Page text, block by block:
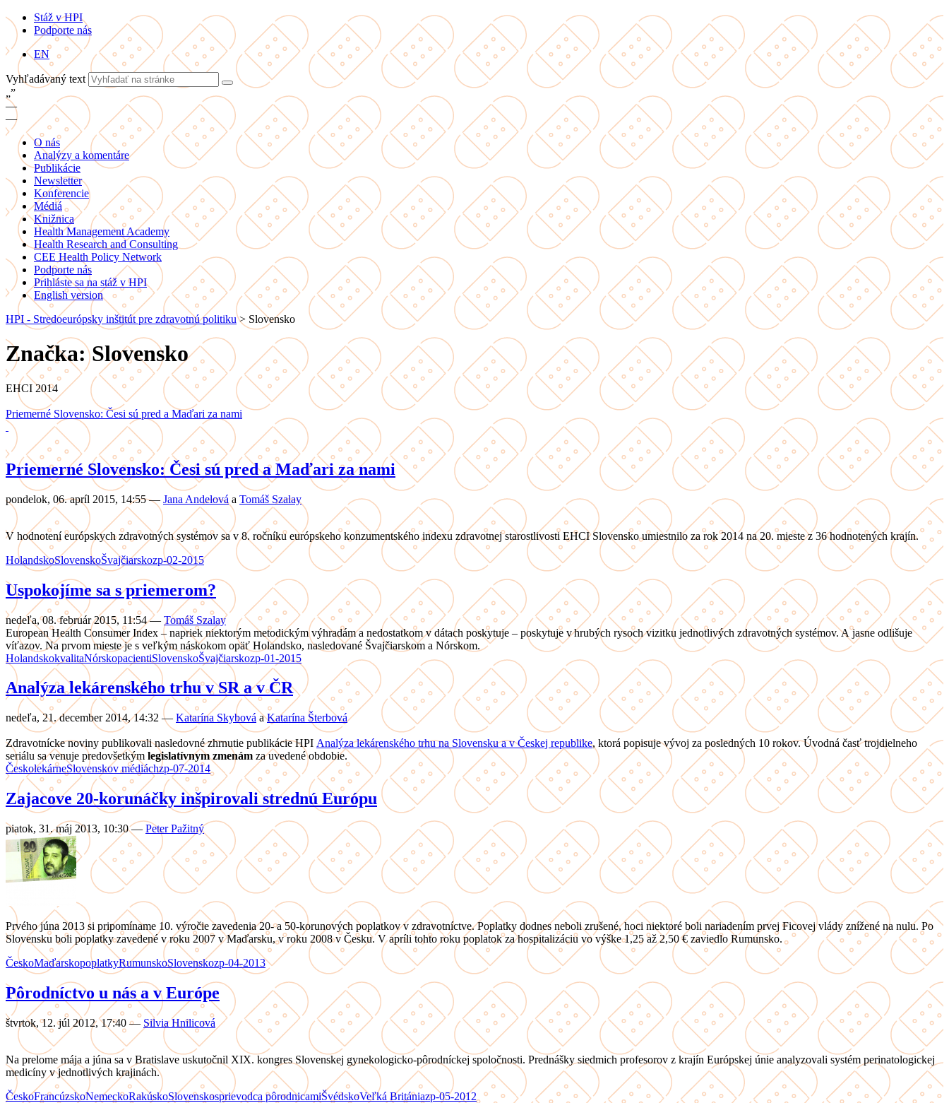
Stáž v HPI
Podporte nás
EN
Vyhľadávaný text
„”
—
—
O nás
Analýzy a komentáre
Publikácie
Newsletter
Konferencie
Médiá
Knižnica
Health Management Academy
Health Research and Consulting
CEE Health Policy Network
Podporte nás
Prihláste sa na stáž v HPI
English version
HPI - Stredoeurópsky inštitút pre zdravotnú politiku> Slovensko
Značka: Slovensko
EHCI 2014
Priemerné Slovensko: Česi sú pred a Maďari za nami
Priemerné Slovensko: Česi sú pred a Maďari za nami
pondelok, 06. apríl 2015, 14:55 — Jana Andelová a Tomáš Szalay
V hodnotení európskych zdravotných systémov sa v 8. ročníku európskeho konzumentského indexu zdravotnej starostlivosti EHCI Slovensko umiestnilo za rok 2014 na 20. mieste z 36 hodnotených krajín.
HolandskoSlovenskoŠvajčiarskozp-02-2015
Uspokojíme sa s priemerom?
nedeľa, 08. február 2015, 11:54 — Tomáš Szalay
European Health Consumer Index – napriek niektorým metodickým výhradám a nedostatkom v dátach poskytuje – poskytuje v hrubých rysoch vizitku jednotlivých zdravotných systémov. A jasne odlišuje
víťazov. Na prvom mieste je s veľkým náskokom opäť Holandsko, nasledované Švajčiarskom a Nórskom.
HolandskokvalitaNórskopacientiSlovenskoŠvajčiarskozp-01-2015
Analýza lekárenského trhu v SR a v ČR
nedeľa, 21. december 2014, 14:32 — Katarína Skybová aKatarína Šterbová
Zdravotnícke noviny publikovali nasledovné zhrnutie publikácie HPI Analýza lekárenského trhu na Slovensku a v Českej republike, ktorá popisuje vývoj za posledných 10 rokov. Úvodná časť trojdielneho
seriálu sa venuje predovšetkým legislatívnym zmenám za uvedené obdobie.
ČeskolekárneSlovenskov médiáchzp-07-2014
Zajacove 20-korunáčky inšpirovali strednú Európu
piatok, 31. máj 2013, 10:30 — Peter Pažitný
Prvého júna 2013 si pripomíname 10. výročie zavedenia 20- a 50-korunových poplatkov v zdravotníctve. Poplatky dodnes neboli zrušené, hoci niektoré boli nariadením prvej Ficovej vlády znížené na nulu. Po
Slovensku boli poplatky zavedené v roku 2007 v Maďarsku, v roku 2008 v Česku. V apríli tohto roku poplatok za hospitalizáciu vo výške 1,25 až 2,50 € zaviedlo Rumunsko.
ČeskoMaďarskopoplatkyRumunskoSlovenskozp-04-2013
Pôrodníctvo u nás a v Európe
štvrtok, 12. júl 2012, 17:40 — Silvia Hnilicová
Na prelome mája a júna sa v Bratislave uskutočnil XIX. kongres Slovenskej gynekologicko-pôrodníckej spoločnosti. Prednášky siedmich profesorov z krajín Európskej únie analyzovali systém perinatologickej
medicíny v jednotlivých krajinách.
ČeskoFrancúzskoNemeckoRakúskoSlovenskosprievodca pôrodnicamiŠvédskoVeľká Britániazp-05-2012